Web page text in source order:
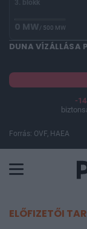
3. blokk
0 MW/ 500 MW
DUNA VÍZÁLLÁSA
-
Forrás: OVF, HAEA
ELŐFIZETŐI